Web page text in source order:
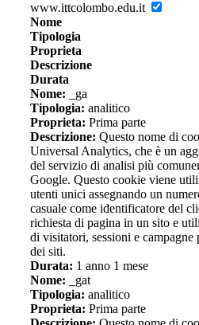
www.ittcolombo.edu.it
Nome
Tipologia
Proprieta
Descrizione
Durata
Nome: _ga
Tipologia: analitico
Proprieta: Prima parte
Descrizione: Questo nome di
Universal Analytics, che è un
del servizio di analisi più
Google. Questo cookie viene
utenti unici assegnando un
casuale come identificatore del
richiesta di pagina in un sito e
di visitatori, sessioni e
dei siti.
Durata: 1 anno 1 mese
Nome: _gat
Tipologia: analitico
Proprieta: Prima parte